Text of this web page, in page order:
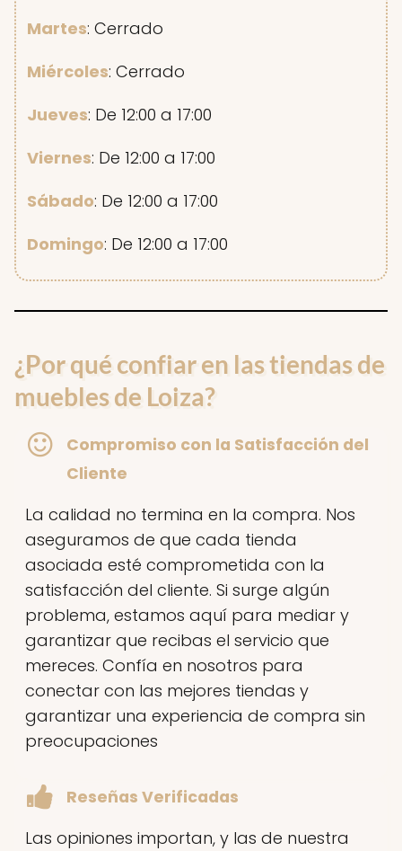
Martes: Cerrado
Miércoles: Cerrado
Jueves: De 12:00 a 17:00
Viernes: De 12:00 a 17:00
Sábado: De 12:00 a 17:00
Domingo: De 12:00 a 17:00
¿Por qué confiar en las tiendas de
muebles de Loiza?
Compromiso con la Satisfacción del
Cliente
La calidad no termina en la compra. Nos
aseguramos de que cada tienda
asociada esté comprometida con la
satisfacción del cliente. Si surge algún
problema, estamos aquí para mediar y
garantizar que recibas el servicio que
mereces. Confía en nosotros para
conectar con las mejores tiendas y
garantizar una experiencia de compra sin
preocupaciones
Reseñas Verificadas
Las opiniones importan, y las de nuestra